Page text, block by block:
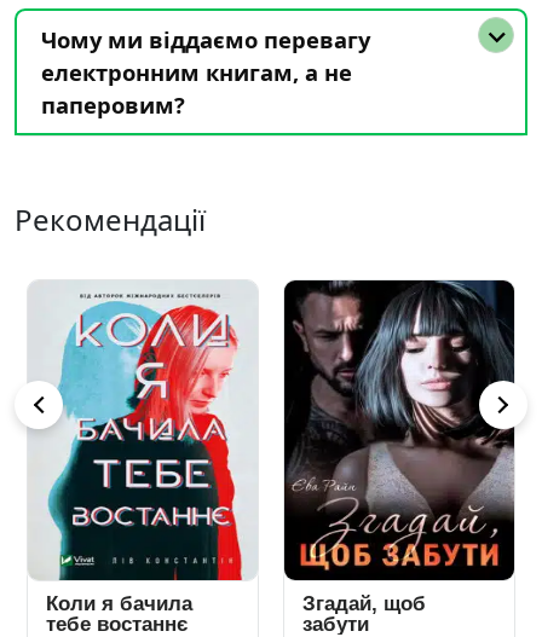
Чому ми віддаємо перевагу
електронним книгам, а не
паперовим?
Рекомендації
Коли я бачила
тебе востаннє
Згадай, щоб
забути